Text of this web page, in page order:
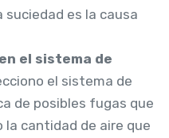
suciedad es la causa
el sistema de
el sistema de
de posibles fugas que
cantidad de aire que